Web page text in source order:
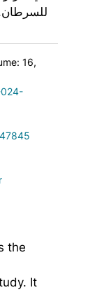
16,
the
It